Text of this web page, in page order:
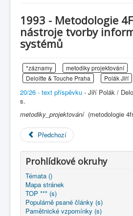
Cíle expozice
PRŮVODCE EXPOZICÍ
KNIHOVNA
Historické počítače
O nás
větší souhrnné komplety
Programování/Tsw Ostrava
1993 - Programování Ostrava
1993 - Metodologie 4FRONT -
informačních systémů
1993 - Metodologie
nástroje tvorby
systémů
*záznamy
metodiky projektování
Deloitte & Touche Praha
Polák Jiří
20/26 - text příspěvku - Jiří Polák /
s.
metodiky_projektování (metodologie
Předchozí
Prohlídkové okruhy
Témata ()
Mapa stránek
TOP *** (s)
Populárně psané články (s)
Pamětnické vzpomínky (s)